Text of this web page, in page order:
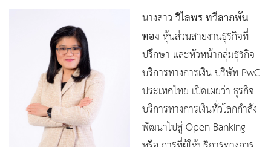
นางสาววิไลพร ทวีลาภพัน
ทองหุ้นส่วนสายงานธุรกิจที่
ปรึกษา และหัวหน้ากลุ่มธุรกิจ
บริการทางการเงิน บริษัท PwC
ประเทศไทย เปิดเผยว่า ธุรกิจ
บริการทางการเงินทั่วโลกกำลัง
พัฒนาไปสู่ Open Banking